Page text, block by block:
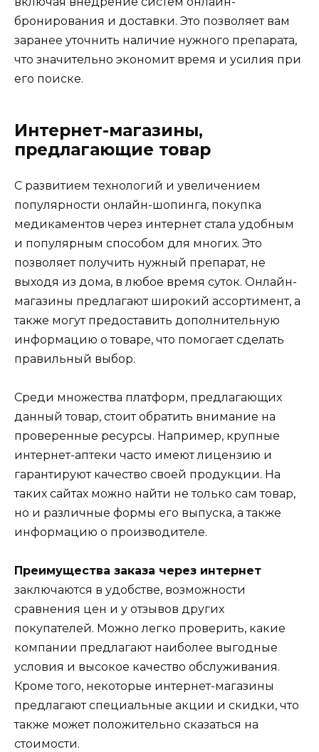
бронирования и доставки. Это позволяет вам
заранее уточнить наличие нужного препарата,
что значительно экономит время и усилия при
его поиске.
Интернет-магазины,
предлагающие товар
С развитием технологий и увеличением
популярности онлайн-шопинга, покупка
медикаментов через интернет стала удобным
и популярным способом для многих. Это
позволяет получить нужный препарат, не
выходя из дома, в любое время суток. Онлайн-
магазины предлагают широкий ассортимент, а
также могут предоставить дополнительную
информацию о товаре, что помогает сделать
правильный выбор.
Среди множества платформ, предлагающих
данный товар, стоит обратить внимание на
проверенные ресурсы. Например, крупные
интернет-аптеки часто имеют лицензию и
гарантируют качество своей продукции. На
таких сайтах можно найти не только сам товар,
но и различные формы его выпуска, а также
информацию о производителе.
Преимущества заказа через интернет
заключаются в удобстве, возможности
сравнения цен и у отзывов других
покупателей. Можно легко проверить, какие
компании предлагают наиболее выгодные
условия и высокое качество обслуживания.
Кроме того, некоторые интернет-магазины
предлагают специальные акции и скидки, что
также может положительно сказаться на
стоимости.